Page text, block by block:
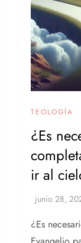
TEOLOGÍA
¿Es
ir al
¿Es